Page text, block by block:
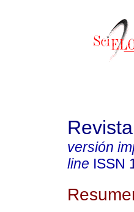
versión
line ISSN